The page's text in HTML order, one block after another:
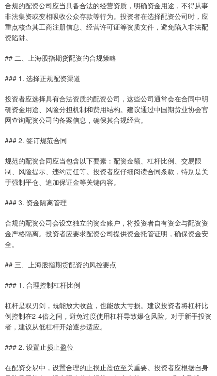
合规的配资公司应当具备合法的经营资质，明确资金用途，不得从事
非法集资或变相吸收公众存款等行为。投资者在选择配资公司时，应
重点核查其工商注册信息、经营许可证等资质文件，避免陷入非法配
资陷阱。
## 二、上海股指期货配资的合规策略
### 1. 选择正规配资渠道
投资者应选择具有合法资质的配资公司，这些公司通常会在合同中明
确资金用途、风险分担机制和费用结构。建议通过中国期货业协会官
网查询配资公司的备案信息，确保其合规经营。
### 2. 签订规范合同
规范的配资合同应当包含以下要素：配资金额、杠杆比例、交易限
制、风险提示、违约责任等。投资者应仔细阅读合同条款，特别是关
于强制平仓、追加保证金等关键内容。
### 3. 资金隔离管理
合规的配资公司会设立独立的资金账户，将投资者自有资金与配资资
金严格隔离。投资者应要求配资公司提供资金托管证明，确保资金安
全。
## 三、上海股指期货配资的风控要点
### 1. 合理控制杠杆比例
杠杆是双刃剑，既能放大收益，也能放大亏损。建议投资者将杠杆比
例控制在2-4倍之间，避免过度使用杠杆导致爆仓风险。对于新手投资
者，建议从低杠杆开始逐步适应。
### 2. 设置止损止盈位
在配资交易中，设置合理的止损止盈位至关重要。投资者应根据自身